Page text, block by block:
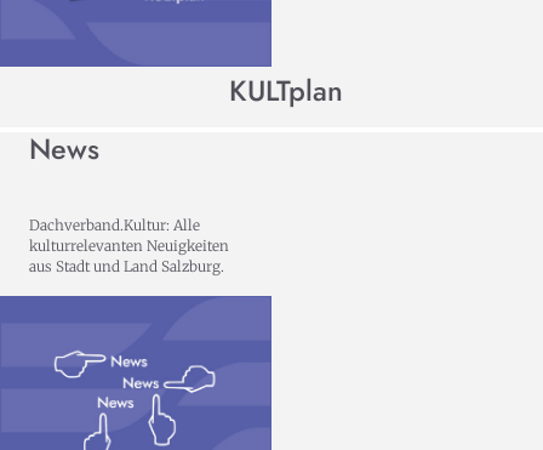
KULTplan
News
Dachverband.Kultur: Alle
kulturrelevanten Neuigkeiten
aus Stadt und Land Salzburg.